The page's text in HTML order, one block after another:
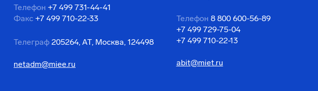
Телефон +7 499 731-44-41
Факс +7 499 710-22-33
Телеграф 205264, АТ, Москва, 124498
netadm@miee.ru
Телефон 8 800 600-56-89
+7 499 729-75-04
+7 499 710-22-13
abit@miet.ru